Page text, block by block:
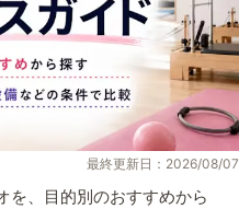
最終更新日：2026/08/07
を、目的別のおすすめから